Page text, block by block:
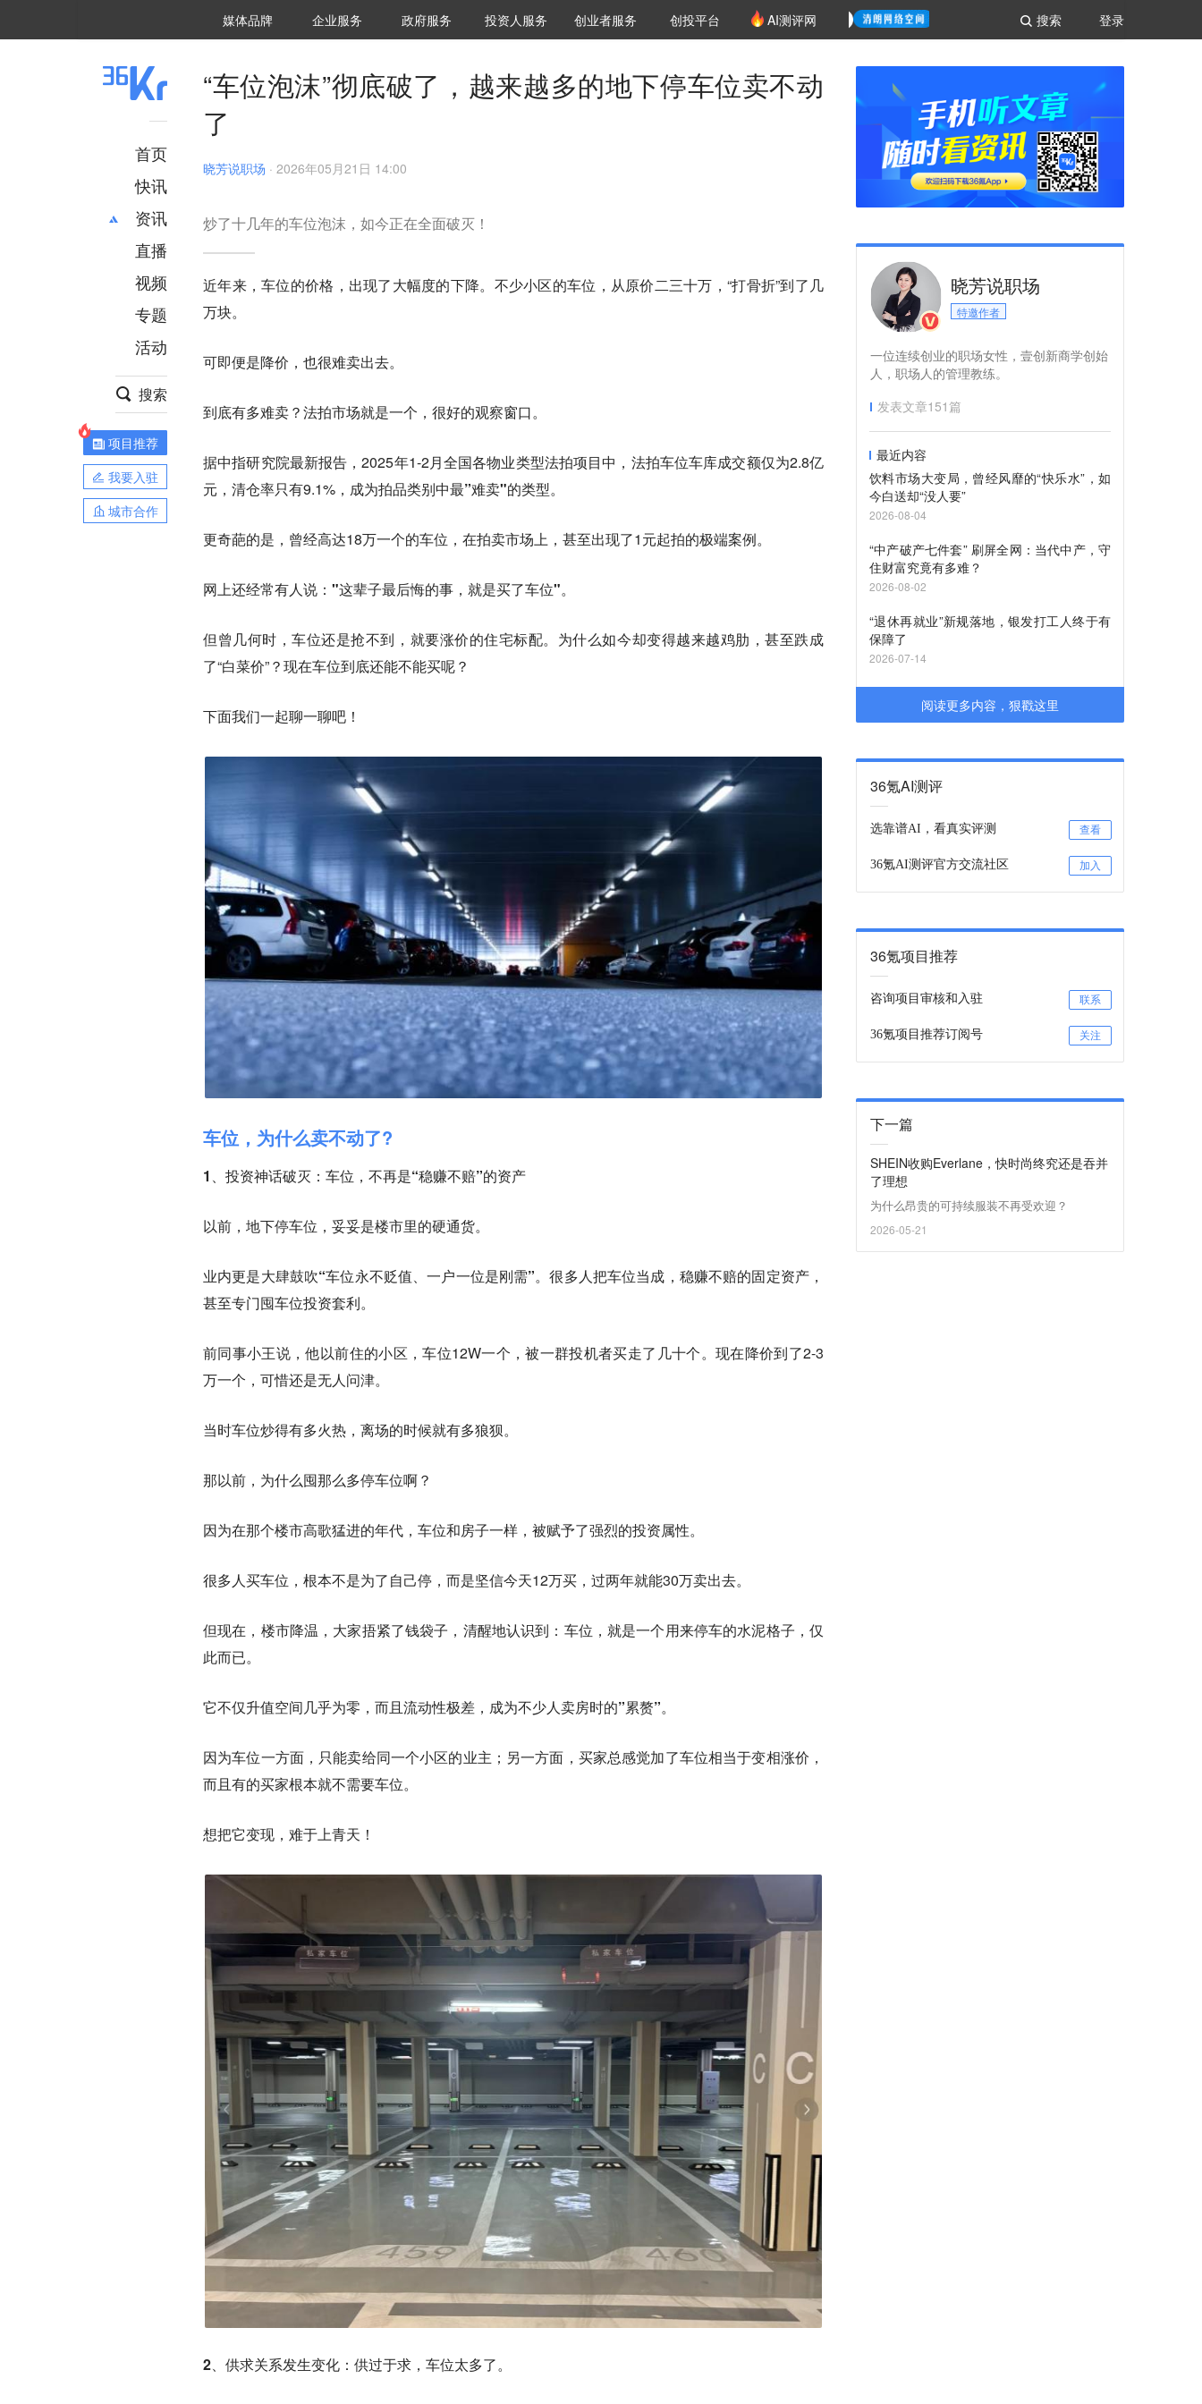
登录
搜索
媒体品牌 36Kr研究院
企业服务 城市之窗
政府服务 VClub投资机构库
投资机构职位推介
投资人服务 创投氪堂
创业者服务 创投平台 AI测评网
首页
快讯
资讯
推荐
财经
项目推荐
安徽
直播
视频
专题
活动
搜索
项目推荐
我要入驻
城市合作
“车位泡沫”彻底破了，越来越多的地下停车位卖不动
了
晓芳说职场 · 2026年05月21日 14:00
炒了十几年的车位泡沫，如今正在全面破灭！
近年来，车位的价格，出现了大幅度的下降。不少小区的车位，从原价二三十万，“打骨折”到了几
万块。
可即便是降价，也很难卖出去。
到底有多难卖？法拍市场就是一个，很好的观察窗口。
据中指研究院最新报告，2025年1-2月全国各物业类型法拍项目中，法拍车位车库成交额仅为2.8亿
元，清仓率只有9.1%， 成为拍品类别中最”难卖"的类型。
更奇葩的是，曾经高达18万一个的车位，在拍卖市场上，甚至出现了1元起拍的极端案例。
网上还经常有人说： "这辈子最后悔的事，就是买了车位"。
但曾几何时，车位还是抢不到，就要涨价的住宅标配。为什么如今却变得越来越鸡肋，甚至跌成
了“白菜价”？现在车位到底还能不能买呢？
下面我们一起聊一聊吧！
车位，为什么卖不动了?
1、投资神话破灭：车位，不再是“稳赚不赔”的资产
以前，地下停车位，妥妥是楼市里的硬通货。
业内更是大肆鼓吹“车位永不贬值、一户一位是刚需”。很多人把车位当成，稳赚不赔的固定资产，
甚至专门囤车位投资套利。
前同事小王说，他以前住的小区，车位12W一个，被一群投机者买走了几十个。现在降价到了2-3
万一个，可惜还是无人问津。
当时车位炒得有多火热，离场的时候就有多狼狈。
那以前，为什么囤那么多停车位啊？
因为在那个楼市高歌猛进的年代， 车位和房子一样，被赋予了强烈的投资属性。
很多人买车位，根本不是为了自己停，而是坚信今天12万买，过两年就能30万卖出去。
但现在，楼市降温，大家捂紧了钱袋子，清醒地认识到：车位，就是一个用来停车的水泥格子，仅
此而已。
它不仅升值空间几乎为零，而且流动性极差，成为不少人卖房时的”累赘”。
因为车位一方面，只能卖给同一个小区的业主；另一方面，买家总感觉加了车位相当于变相涨价，
而且有的买家根本就不需要车位。
想把它变现，难于上青天！
2、供求关系发生变化：供过于求，车位太多了。
晓芳说职场
特邀作者
一位连续创业的职场女性，壹创新商学创始
人，职场人的管理教练。
发表文章151篇
最近内容
饮料市场大变局，曾经风靡的“快乐水”，如
今白送却“没人要”
2026-08-04
“中产破产七件套” 刷屏全网：当代中产，守
住财富究竟有多难？
2026-08-02
“退休再就业”新规落地，银发打工人终于有
保障了
2026-07-14
阅读更多内容，狠戳这里
36氪AI测评
选靠谱AI，看真实评测 查看
36氪AI测评官方交流社区 加入
36氪项目推荐
咨询项目审核和入驻 联系
36氪项目推荐订阅号 关注
下一篇
SHEIN收购Everlane，快时尚终究还是吞并
了理想
为什么昂贵的可持续服装不再受欢迎？
2026-05-21